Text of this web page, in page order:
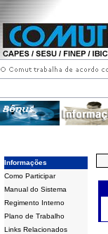
Informações
Como Participar
Manual do Sistema
Regimento Interno
Plano de Trabalho
Links Relacionados